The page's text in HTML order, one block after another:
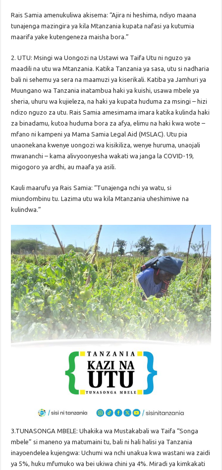
Rais Samia amenukuliwa akisema: “Ajira ni heshima, ndiyo maana
tunajenga mazingira ya kila Mtanzania kupata nafasi ya kutumia
maarifa yake kutengeneza maisha bora.”
2. UTU: Msingi wa Uongozi na Ustawi wa Taifa Utu ni nguzo ya
maadili na utu wa Mtanzania. Katika Tanzania ya sasa, utu si nadharia
bali ni sehemu ya sera na maamuzi ya kiserikali. Katiba ya Jamhuri ya
Muungano wa Tanzania inatambua haki ya kuishi, usawa mbele ya
sheria, uhuru wa kujieleza, na haki ya kupata huduma za msingi – hizi
ndizo nguzo za utu. Rais Samia amesimama imara katika kulinda haki
za binadamu, kutoa huduma bora za afya, elimu na haki kwa wote –
mfano ni kampeni ya Mama Samia Legal Aid (MSLAC). Utu pia
unaonekana kwenye uongozi wa kisikiliza, wenye huruma, unaojali
mwananchi – kama alivyoonyesha wakati wa janga la COVID-19,
migogoro ya ardhi, au maafa ya asili.
Kauli maarufu ya Rais Samia: “Tunajenga nchi ya watu, si
miundombinu tu. Lazima utu wa kila Mtanzania uheshimiwe na
kulindwa.”
3.TUNASONGA MBELE: Uhakika wa Mustakabali wa Taifa “Songa
mbele” si maneno ya matumaini tu, bali ni hali halisi ya Tanzania
inayoendelea kujengwa: Uchumi wa nchi unakua kwa wastani wa zaidi
ya 5%, huku mfumuko wa bei ukiwa chini ya 4%. Miradi ya kimkakati